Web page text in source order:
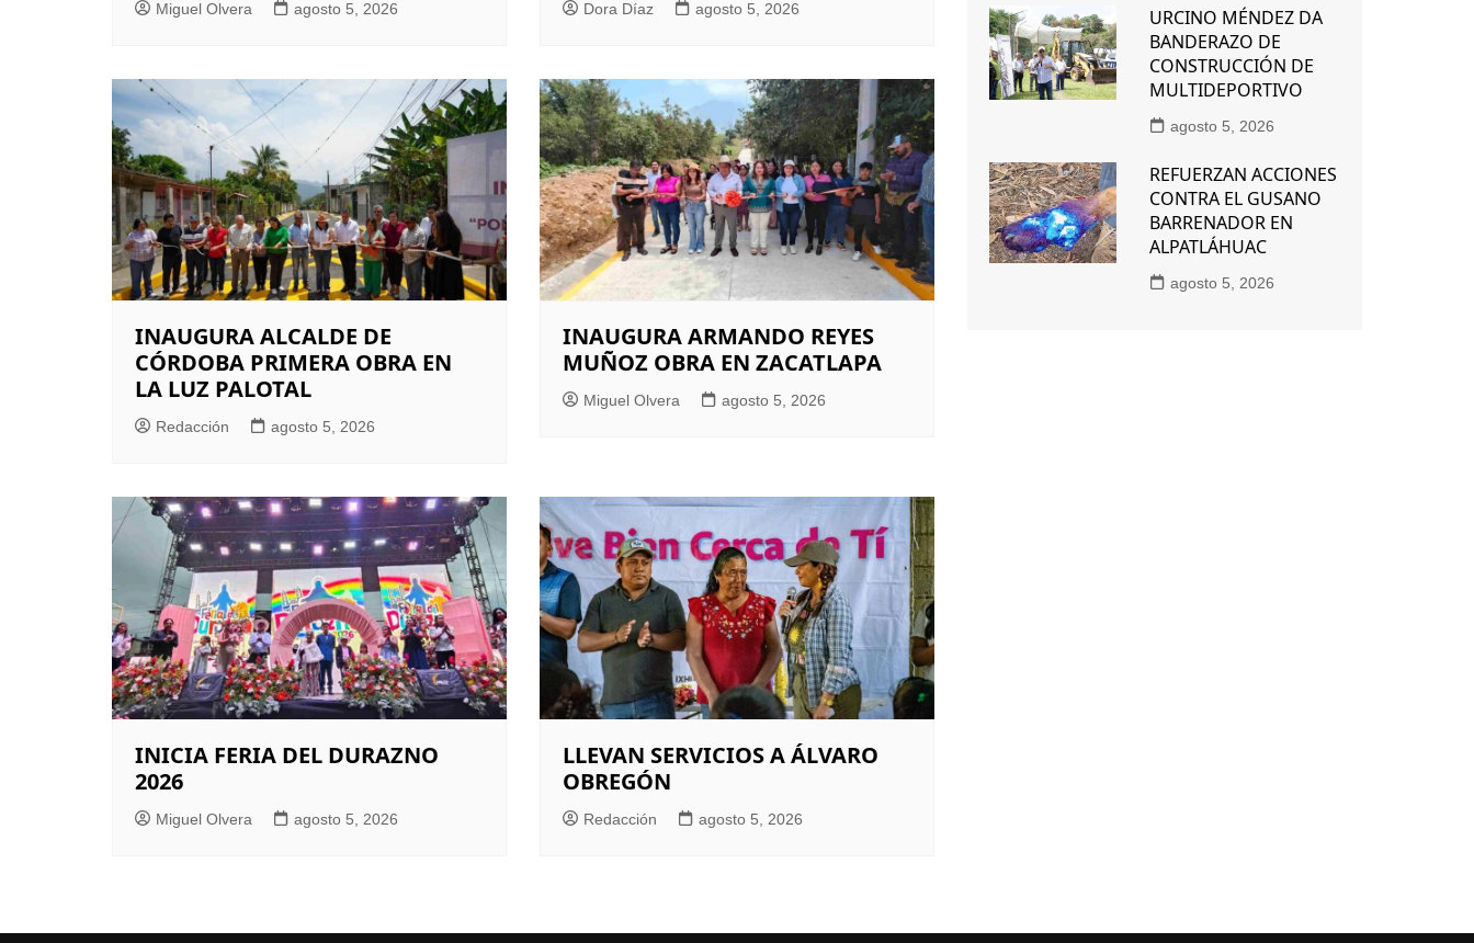
Miguel Olvera agosto 5, 2026 Dora Díaz agosto 5, 2026
INAUGURA ALCALDE DE
CÓRDOBA PRIMERA OBRA EN
LA LUZ PALOTAL
Redacción agosto 5, 2026
INAUGURA ARMANDO REYES
MUÑOZ OBRA EN ZACATLAPA
Miguel Olvera agosto 5, 2026
INICIA FERIA DEL DURAZNO
2026
Miguel Olvera agosto 5, 2026
LLEVAN SERVICIOS A ÁLVARO
OBREGÓN
Redacción agosto 5, 2026
URCINO MÉNDEZ DA
BANDERAZO DE
CONSTRUCCIÓN DE
MULTIDEPORTIVO
agosto 5, 2026
REFUERZAN ACCIONES
CONTRA EL GUSANO
BARRENADOR EN
ALPATLÁHUAC
agosto 5, 2026